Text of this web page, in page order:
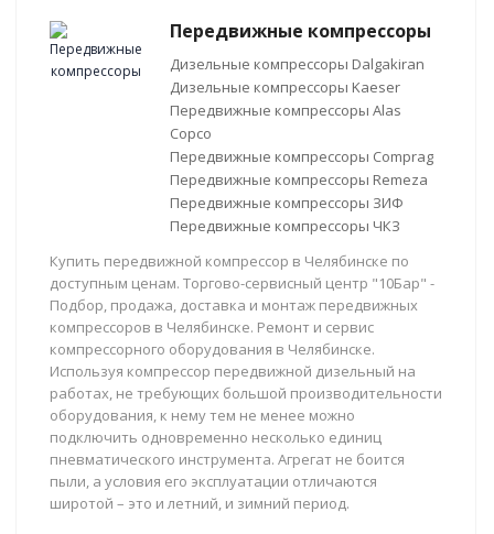
Передвижные компрессоры
Дизельные компрессоры Dalgakiran
Дизельные компрессоры Kaeser
Передвижные компрессоры Alas
Copco
Передвижные компрессоры Comprag
Передвижные компрессоры Remeza
Передвижные компрессоры ЗИФ
Передвижные компрессоры ЧКЗ
Купить передвижной компрессор в Челябинске по
доступным ценам. Торгово-сервисный центр "10Бар" -
Подбор, продажа, доставка и монтаж передвижных
компрессоров в Челябинске. Ремонт и сервис
компрессорного оборудования в Челябинске.
Используя компрессор передвижной дизельный на
работах, не требующих большой производительности
оборудования, к нему тем не менее можно
подключить одновременно несколько единиц
пневматического инструмента. Агрегат не боится
пыли, а условия его эксплуатации отличаются
широтой – это и летний, и зимний период.